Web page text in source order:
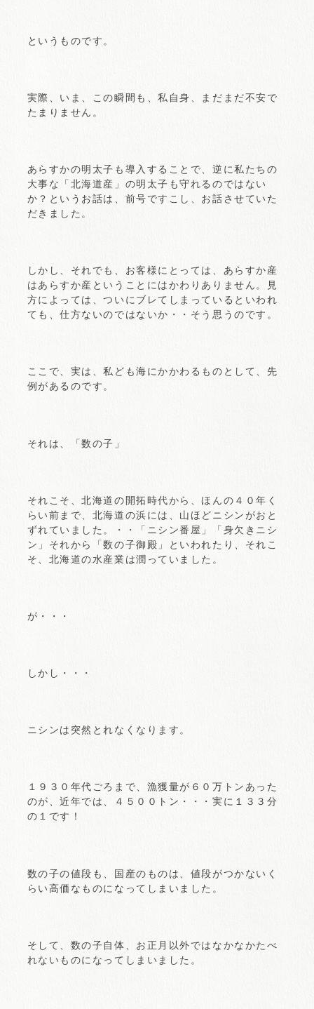
というものです。
実際、いま、この瞬間も、私自身、まだまだ不安で
たまりません。
あらすかの明太子も導入することで、逆に私たちの
大事な「北海道産」の明太子も守れるのではない
か？というお話は、前号ですこし、お話させていた
だきました。
しかし、それでも、お客様にとっては、あらすか産
はあらすか産ということにはかわりありません。見
方によっては、ついにブレてしまっているといわれ
ても、仕方ないのではないか・・そう思うのです。
ここで、実は、私ども海にかかわるものとして、先
例があるのです。
それは、「数の子」
それこそ、北海道の開拓時代から、ほんの４０年く
らい前まで、北海道の浜には、山ほどニシンがおと
ずれていました。・・「ニシン番屋」「身欠きニシ
ン」それから「数の子御殿」といわれたり、それこ
そ、北海道の水産業は潤っていました。
が・・・
しかし・・・
ニシンは突然とれなくなります。
１９３０年代ごろまで、漁獲量が６０万トンあった
のが、近年では、４５００トン・・・実に１３３分
の１です！
数の子の値段も、国産のものは、値段がつかないく
らい高価なものになってしまいました。
そして、数の子自体、お正月以外ではなかなかたべ
れないものになってしまいました。